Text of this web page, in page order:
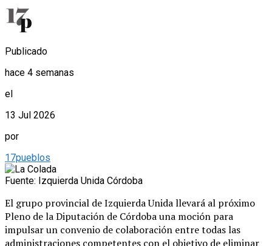
Publicado
hace 4 semanas
el
13 Jul 2026
por
17pueblos
Fuente: Izquierda Unida Córdoba
El grupo provincial de Izquierda Unida llevará al próximo
Pleno de la Diputación de Córdoba una moción para
impulsar un convenio de colaboración entre todas las
administraciones competentes con el objetivo de eliminar